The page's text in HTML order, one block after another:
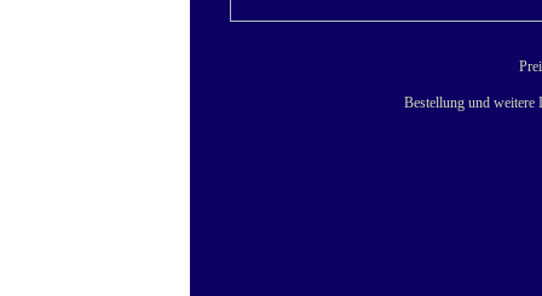
Bestellung und weitere